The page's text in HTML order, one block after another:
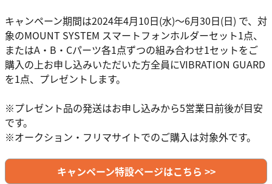
キャンペーン期間は2024年4月10日(水)～6月30日(日) で、対
象のMOUNT SYSTEM スマートフォンホルダーセット1点、
またはA・B・Cパーツ各1点ずつの組み合わせ1セットをご
購入の上お申し込みいただいた方全員にVIBRATION GUARD
を1点、プレゼントします。
※プレゼント品の発送はお申し込みから5営業日前後が目安
です。
※オークション・フリマサイトでのご購入は対象外です。
キャンペーン特設ページはこちら >>